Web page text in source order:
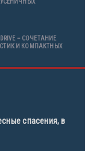
– СОЧЕТАНИЕ
И КОМПАКТНЫХ
спасения, в